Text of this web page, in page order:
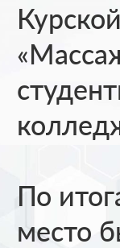
По
место